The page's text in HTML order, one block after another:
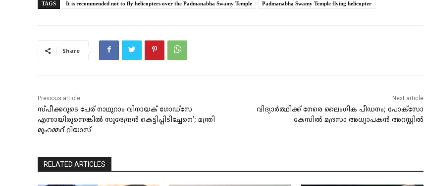
TAGS It is recommended not to fly helicopters over the Padmanabha Swamy Temple Padmanabha Swamy Temple flying helicopter
Share
Previous article
സ്പീക്കറുടെ പേര് നാഥുറാം വിനായക് ​ഗോഡ്സേ
എന്നായിരുന്നെങ്കിൽ സുരേന്ദ്രൻ കെട്ടിപ്പിടിച്ചേനെ’; മന്ത്രി
മുഹമ്മദ് റിയാസ്
Next article
വിദ്യാർത്ഥിക്ക് നേരെ ലൈംഗിക പീഡനം; പോക്സോ
കേസിൽ മദ്രസാ അധ്യാപകൻ അറസ്റ്റിൽ
RELATED ARTICLES